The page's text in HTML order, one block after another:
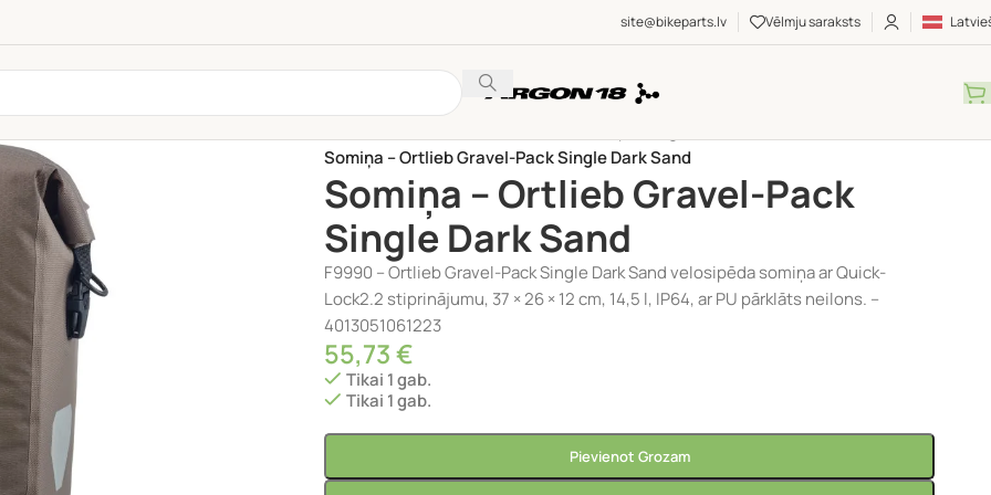
site@bikeparts.lv Vēlmju saraksts
Somiņa – Ortlieb Gravel-Pack Single Dark Sand
Somiņa – Ortlieb Gravel-Pack
Single Dark Sand
F9990 – Ortlieb Gravel-Pack Single Dark Sand velosipēda somiņa ar Quick-
Lock2.2 stiprinājumu, 37 × 26 × 12 cm, 14,5 l, IP64, ar PU pārklāts neilons. –
4013051061223
55,73€
Tikai 1 gab.
Tikai 1 gab.
Pievienot Grozam